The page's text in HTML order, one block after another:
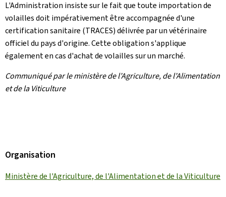
L'Administration insiste sur le fait que toute importation de
volailles doit impérativement être accompagnée d'une
certification sanitaire (TRACES) délivrée par un vétérinaire
officiel du pays d'origine. Cette obligation s'applique
également en cas d'achat de volailles sur un marché.
Communiqué par le ministère de l’Agriculture, de l’Alimentation
et de la Viticulture
Organisation
Ministère de l'Agriculture, de l'Alimentation et de la Viticulture